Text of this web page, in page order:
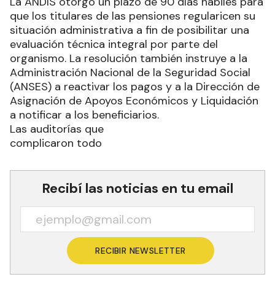
que los titulares de las pensiones regularicen su
situación administrativa a fin de posibilitar una
evaluación técnica integral por parte del
organismo. La resolución también instruye a la
Administración Nacional de la Seguridad Social
(ANSES) a reactivar los pagos y a la Dirección de
Asignación de Apoyos Económicos y Liquidación
a notificar a los beneficiarios.
Las auditorías que
complicaron todo
Recibí las noticias en tu email
RECIBIR NEWSLETTER